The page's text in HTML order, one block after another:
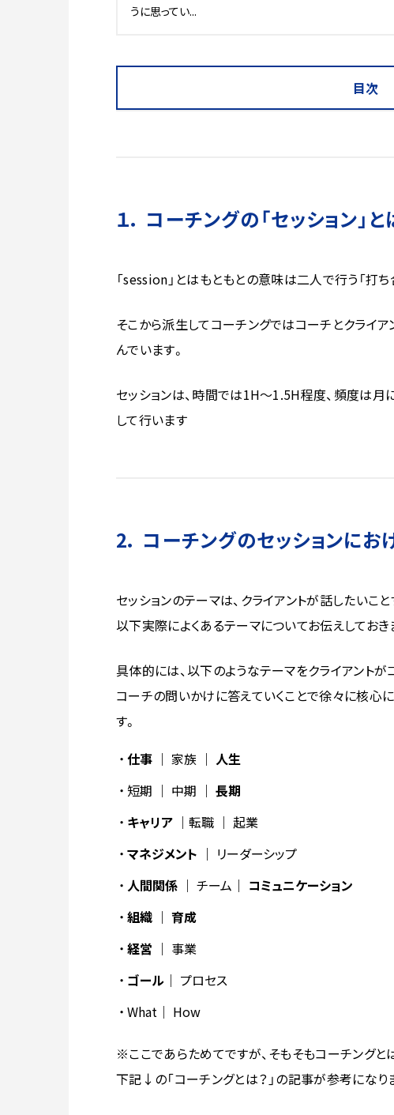
うに思ってい...
目次
１． コーチングの「セッション」と
「session」とはもともとの意味は二人で行う「打ち
そこから派生してコーチングではコーチとクライア
んでいます。
セッションは、時間では1H〜1.5H程度、頻度は月
して行います
2． コーチングのセッションにお
セッションのテーマは、クライアントが話したいこ
以下実際によくあるテーマについてお伝えしておき
具体的には、以下のようなテーマをクライアントが
コーチの問いかけに答えていくことで徐々に核心
す。
仕事 ｜ 家族 ｜人生
短期 ｜ 中期 ｜長期
キャリア ｜転職 ｜ 起業
マネジメント ｜ リーダーシップ
人間関係 ｜ チーム｜ コミュニケーション
組織 ｜育成
経営 ｜ 事業
ゴール ｜ プロセス
What｜ How
※ここであらためてですが、そもそもコーチングと
下記↓の「コーチングとは？」の記事が参考にな